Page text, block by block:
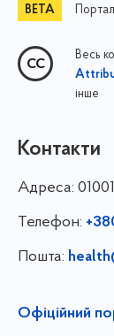
Весь
інше
Контакти
Адреса:
Телефон:
Пошта:
Офіційний